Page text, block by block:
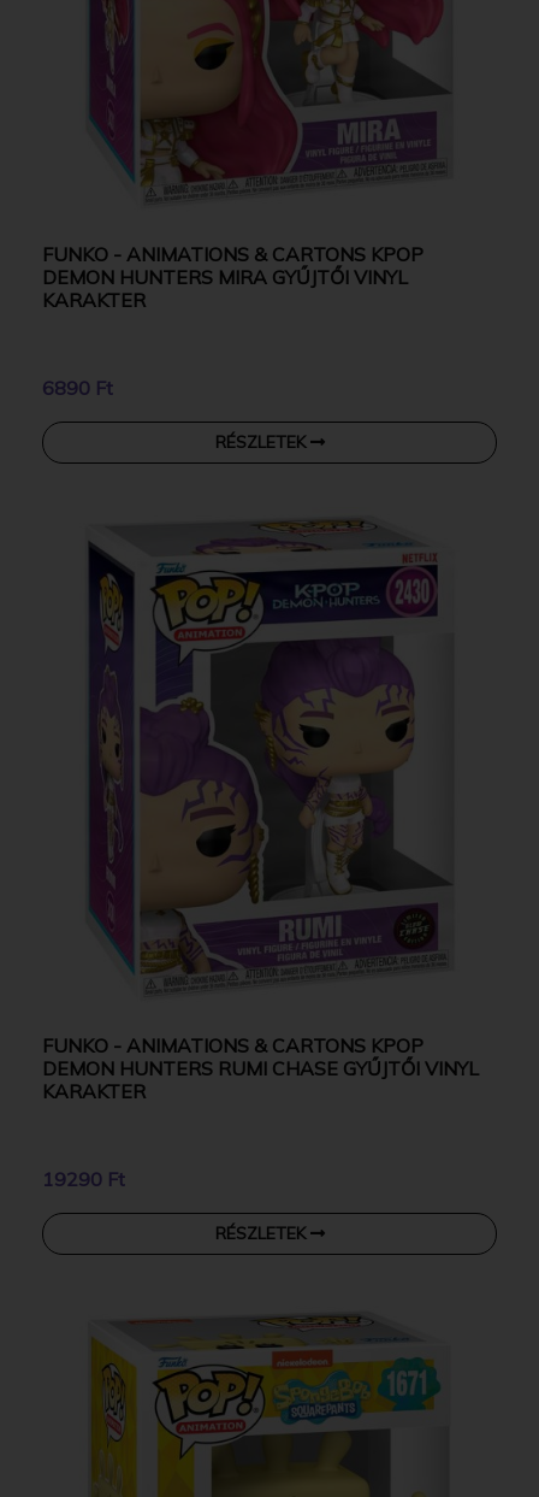
FUNKO - ANIMATIONS & CARTONS KPOP
DEMON HUNTERS MIRA GYŰJTŐI VINYL
KARAKTER
6890 Ft
RÉSZLETEK
FUNKO - ANIMATIONS & CARTONS KPOP
DEMON HUNTERS RUMI CHASE GYŰJTŐI VINYL
KARAKTER
19290 Ft
RÉSZLETEK